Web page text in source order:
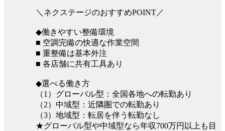
＼ネクステージのおすすめPOINT／
◆働きやすい整備環境
■ 空調完備の快適な作業空間
■ 重整備は基本外注
■ 各店舗に共有工具あり
◆選べる働き方
（1）グローバル型：全国各地への転勤あり
（2）中域型：近隣圏での転勤あり
（3）地域型：転居を伴う転勤なし
★グローバル型や中域型なら年収700万円以上も目